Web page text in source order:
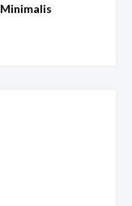
Minimalis